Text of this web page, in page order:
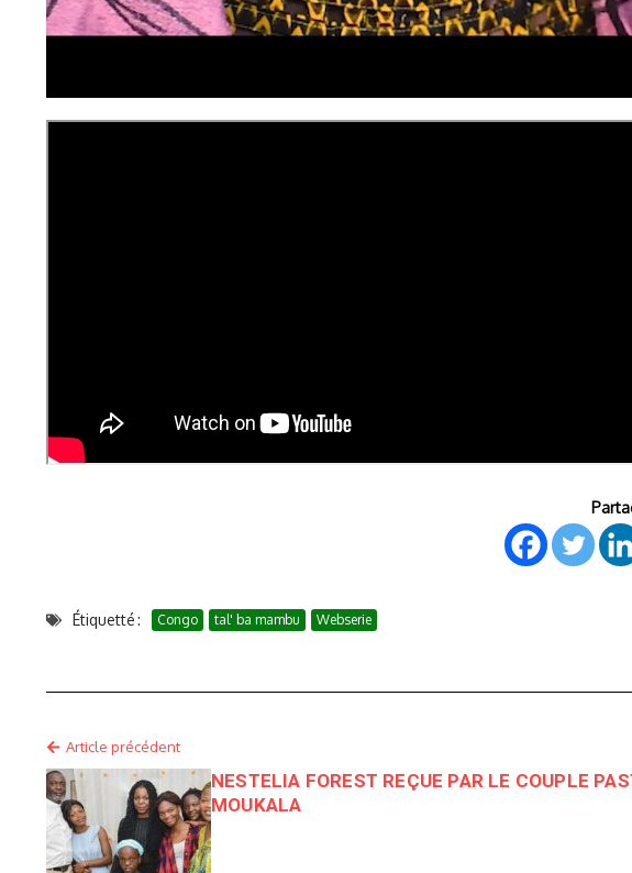
Étiquetté : Congo tal' ba mambu Webserie
Article précédent
NESTELIA FOREST REÇUE PAR LE COUPLE
MOUKALA